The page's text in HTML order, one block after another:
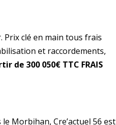
Prix clé en main tous frais
et raccordements,
de 300 050€ TTC FRAIS
Morbihan, Cre’actuel 56 est